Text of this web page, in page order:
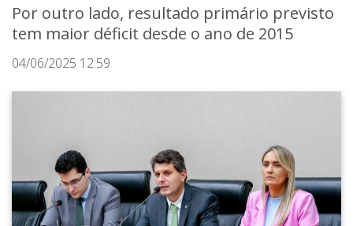
Por outro lado, resultado primário previsto
tem maior déficit desde o ano de 2015
04/06/2025 12:59